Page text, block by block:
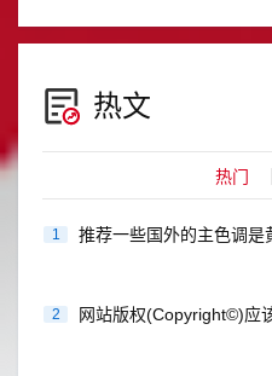
热文
热门
1 推荐一些国外的主色调是
2 网站版权(Copyright©)应